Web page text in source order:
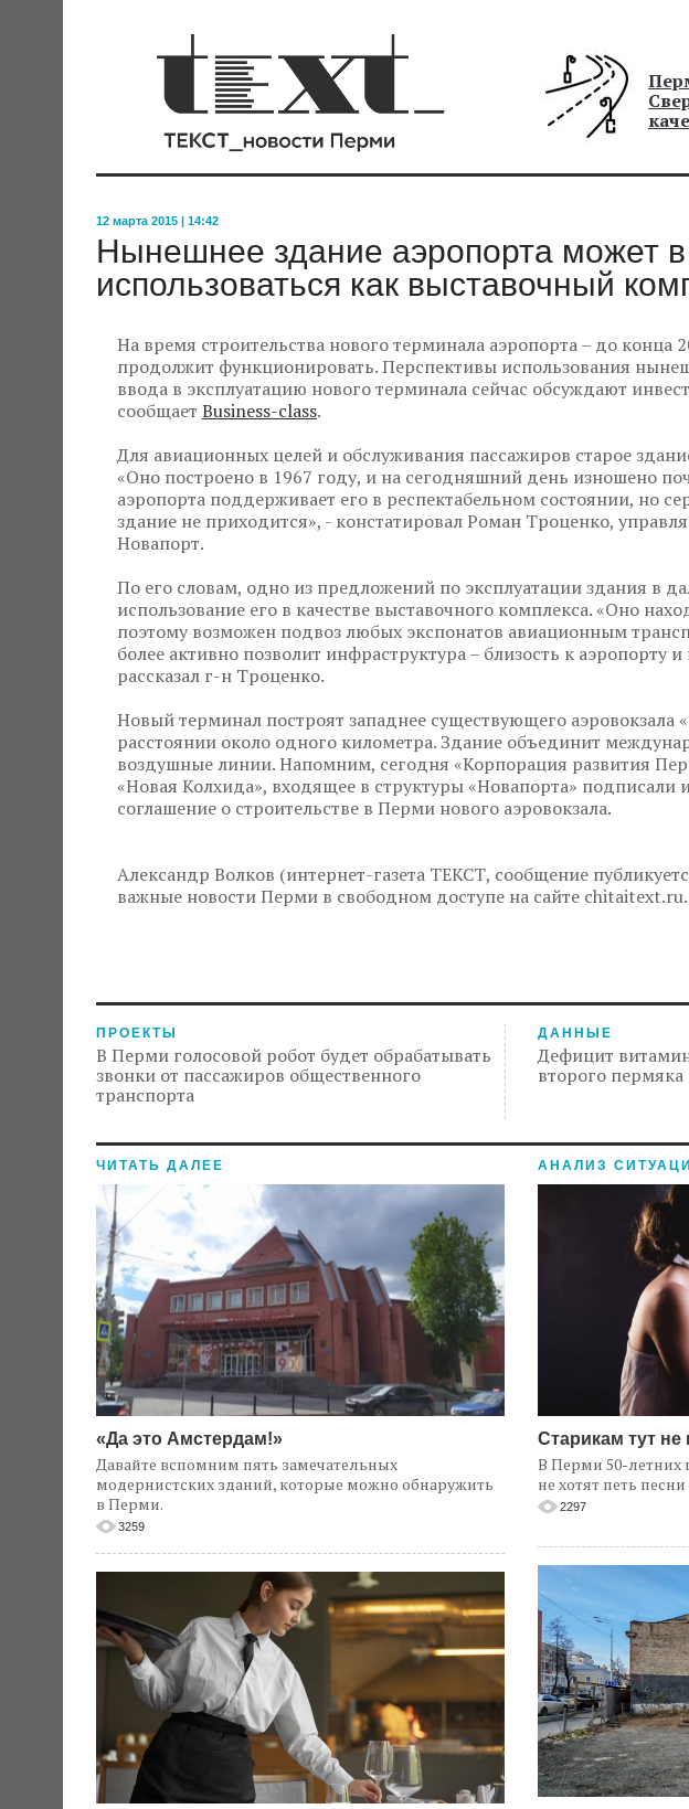
12 марта 2015 | 14:42
Нынешнее здание аэропорта может
использоваться как выставочный
На время строительства нового терминала аэропорта – до конца
продолжит функционировать. Перспективы использования
ввода в эксплуатацию нового терминала сейчас обсуждают
сообщает Business-class.
Для авиационных целей и обслуживания пассажиров старое
«Оно построено в 1967 году, и на сегодняшний день изношено
аэропорта поддерживает его в респектабельном состоянии, но
здание не приходится», - констатировал Роман Троценко,
Новапорт.
По его словам, одно из предложений по эксплуатации здания в
использование его в качестве выставочного комплекса. «Оно
поэтому возможен подвоз любых экспонатов авиационным
более активно позволит инфраструктура – близость к аэропорту
рассказал г-н Троценко.
Новый терминал построят западнее существующего аэровокзала
расстоянии около одного километра. Здание объединит
воздушные линии. Напомним, сегодня «Корпорация развития
«Новая Колхида», входящее в структуры «Новапорта» подписали
соглашение о строительстве в Перми нового аэровокзала.
Александр Волков (интернет-газета ТЕКСТ, сообщение
важные новости Перми в свободном доступе на сайте chitaitext.ru.
ПРОЕКТЫ
В Перми голосовой робот будет обрабатывать
звонки от пассажиров общественного
транспорта
ДАННЫЕ
Дефицит
второго пермяка
ЧИТАТЬ ДАЛЕЕ
«Да это Амстердам!»
Давайте вспомним пять замечательных
модернистских зданий, которые можно обнаружить
в Перми.
3259
АНАЛИЗ
Старикам тут не
В Перми 50-летних
не хотят петь
2297